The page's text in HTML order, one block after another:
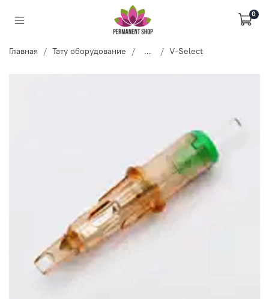
0
Главная Тату оборудование ... V-Select